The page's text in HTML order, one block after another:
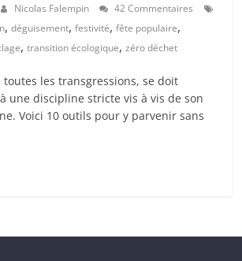
Nicolas Falempin
42 Commentaires
,déguisement,festivité,fête populaire,
,transition écologique,zéro déchet
toutes les transgressions, se doit
une discipline stricte vis à vis de son
Voici 10 outils pour y parvenir sans